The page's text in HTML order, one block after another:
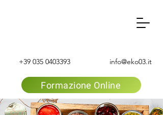
+39 035 0403393 info@eko03.it
Formazione Online